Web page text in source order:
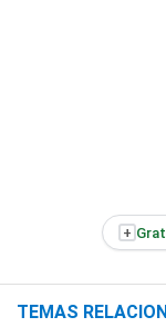
+
TEMAS